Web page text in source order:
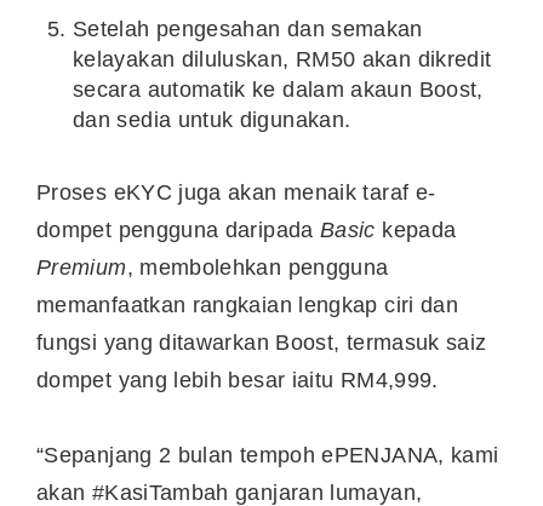
Setelah pengesahan dan semakan
kelayakan diluluskan, RM50 akan dikredit
secara automatik ke dalam akaun Boost,
dan sedia untuk digunakan.
Proses eKYC juga akan menaik taraf e-
dompet pengguna daripada Basic kepada
Premium, membolehkan pengguna
memanfaatkan rangkaian lengkap ciri dan
fungsi yang ditawarkan Boost, termasuk saiz
dompet yang lebih besar iaitu RM4,999.
“Sepanjang 2 bulan tempoh ePENJANA, kami
akan #KasiTambah ganjaran lumayan,